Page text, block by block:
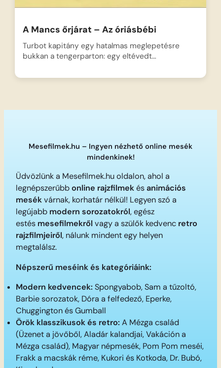
A Mancs őrjárat – Az óriásbébi
Turbot kapitány egy hatalmas meglepetésre
bukkan a tengerparton: egy eltévedt…
Mesefilmek.hu – Ingyen nézhető online mesék
mindenkinek!
Üdvözlünk a Mesefilmek.hu oldalon, ahol a
legnépszerűbbonline rajzfilmekésanimációs
mesékvárnak, korhatár nélkül! Legyen szó a
legújabb modern sorozatokról, egész
estés mesefilmekről vagy a szülők kedvenc retro
rajzfilmjeiről, nálunk mindent egy helyen
megtalálsz.
Népszerű meséink és kategóriáink:
Modern kedvencek: Spongyabob, Sam a tűzoltó,
Barbie sorozatok, Dóra a felfedező, Eperke,
Chuggington és Gumball
Örök klasszikusok és retro: A Mézga család
(Üzenet a jövőből, Aladár kalandjai, Vakáción a
Mézga család), Magyar népmesék, Pom Pom meséi,
Frakk a macskák réme, Kukori és Kotkoda, Dr. Bubó,